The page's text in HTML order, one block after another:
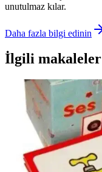
unutulmaz kılar.
Daha fazla bilgi edinin
İlgili makaleler